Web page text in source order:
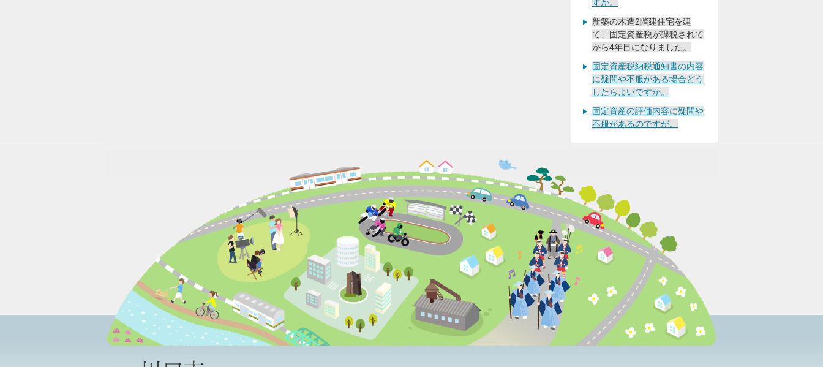
すか。
新築の木造2階建住宅を建
て、固定資産税が課税されて
から4年目になりました。
固定資産税納税通知書の内容
に疑問や不服がある場合どう
したらよいですか。
固定資産の評価内容に疑問や
不服があるのですが。